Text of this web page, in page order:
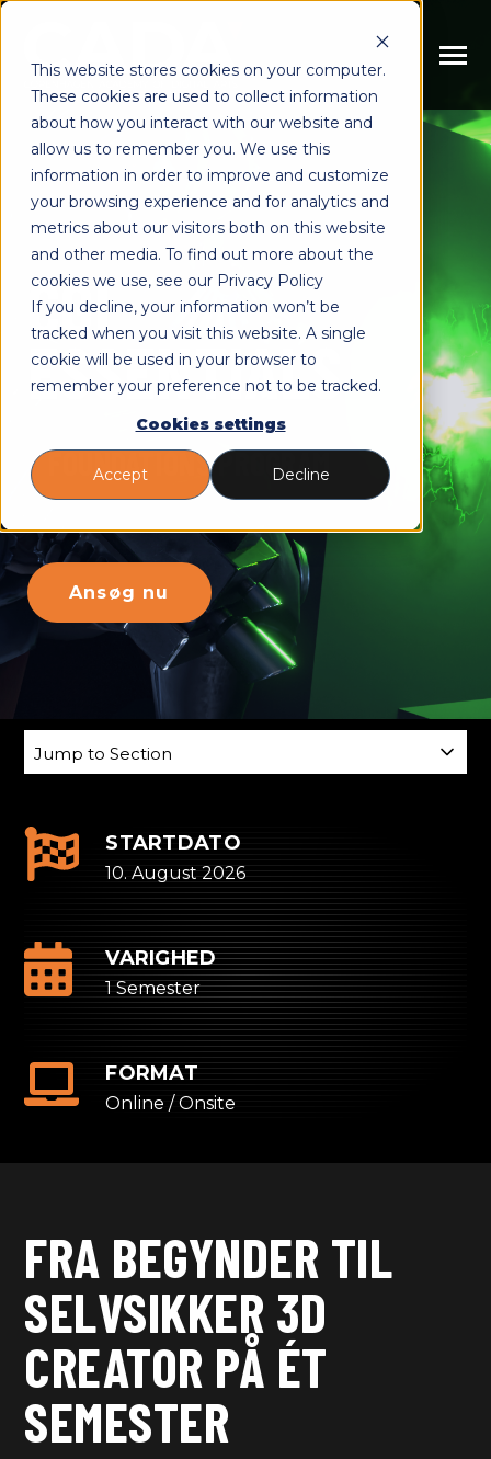
This website stores cookies on your computer.
These cookies are used to collect information
about how you interact with our website and
allow us to remember you. We use this
information in order to improve and customize
your browsing experience and for analytics and
metrics about our visitors both on this website
and other media. To find out more about the
cookies we use, see our Privacy Policy
If you decline, your information won’t be
tracked when you visit this website. A single
cookie will be used in your browser to
remember your preference not to be tracked.
Cookies settings
Accept Decline
SKIP
Toggle
Uddannelse T
o
g
g
l
e
c
h
l
d
r
en
f
o
U
d
a
nn
e
l
s
Kurser
Om os T
o
g
l
e
c
h i
d
r
en
f r
O
o
Ressourcer T
o
g
g
l
e
c
h i
l
d
r
en
f
o r
R e
s
s
o
u
r
c
e
Book møde
CGI
ESSENTIALS
/FOUNDATIONS PROGRAM
Ansøg nu
SKIP
Jump
to
STARTDATO
10. August 2026
VARIGHED
1 Semester
FORMAT
Online / Onsite
FRA BEGYNDER TIL
SELVSIKKER 3D
CREATOR PÅ ÉT
SEMESTER